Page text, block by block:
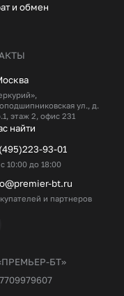
БТ»
и обмен
ул., д.
этаж 2, офис 231
найти
93-01
10:00 до 18:00
bt.ru
и партнеров